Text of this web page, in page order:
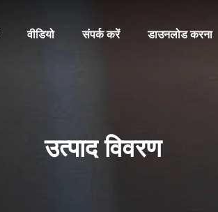
वीडियो संपर्क करें डाउनलोड करना
उत्पाद विवरण